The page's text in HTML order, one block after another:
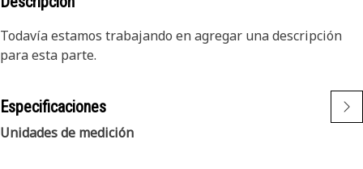
Todavía estamos trabajando en agregar una descripción
para esta parte.
Especificaciones
Unidades de medición